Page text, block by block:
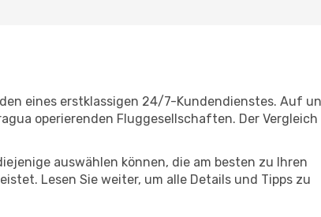
eines erstklassigen 24/7-Kundendienstes. Auf
operierenden Fluggesellschaften. Der Vergleich
auswählen können, die am besten zu Ihren
Lesen Sie weiter, um alle Details und Tipps zu